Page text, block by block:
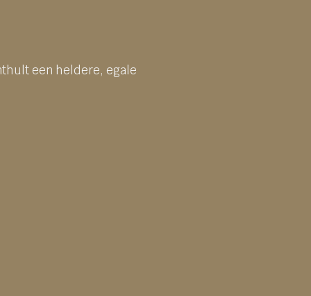
een heldere, egale